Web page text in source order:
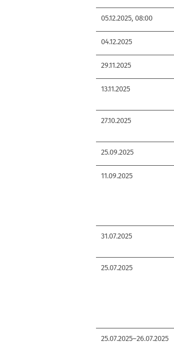
05.12.2025, 08:00
04.12.2025
29.11.2025
13.11.2025
27.10.2025
25.09.2025
11.09.2025
31.07.2025
25.07.2025
25.07.2025–26.07.2025